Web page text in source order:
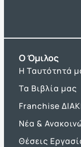
O Όμιλος
Η Ταυτότητά
Τα Βιβλία μας
Franchise
Νέα &
Θέσεις